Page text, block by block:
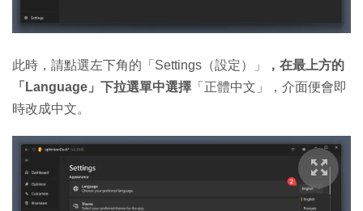
此時，請點選左下角的「Settings（設定）」
，在最上方的
「Language」下拉選單中選擇 「正體中文」，介面便會即
時改成中文。